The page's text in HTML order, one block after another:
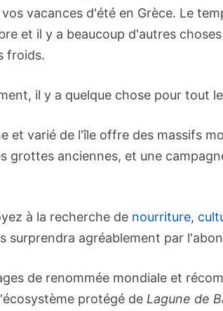
vacances d'été en Grèce. Le
et il y a beaucoup d'autres
froids.
il y a quelque chose pour tout
et varié de l'île offre des massifs
grottes anciennes, et une
à la recherche de nourriture,
surprendra agréablement par
de renommée mondiale et
protégé de Lagune de